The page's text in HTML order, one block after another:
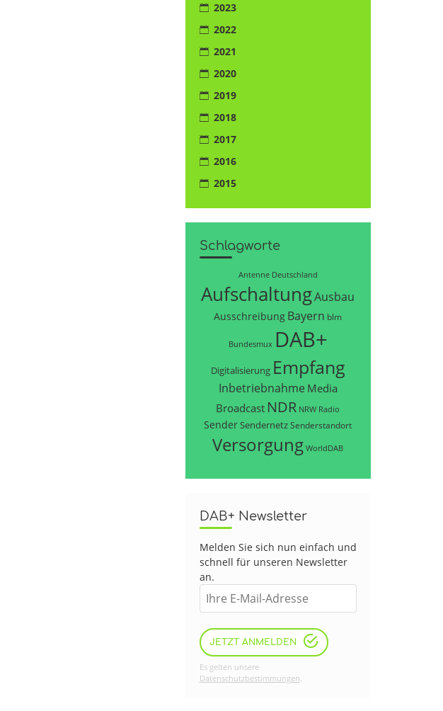
2023
2022
2021
2020
2019
2018
2017
2016
2015
Schlagworte
Antenne Deutschland
AufschaltungAusbau
Ausschreibung Bayern blm
Bundesmux DAB+
Digitalisierung Empfang
Inbetriebnahme Media
Broadcast NDR NRW Radio
SenderSendernetzSenderstandort
Versorgung WorldDAB
DAB+ Newsletter
Melden Sie sich nun einfach und
schnell für unseren Newsletter
an.
JETZT ANMELDEN
Es gelten unsere
Datenschutzbestimmungen